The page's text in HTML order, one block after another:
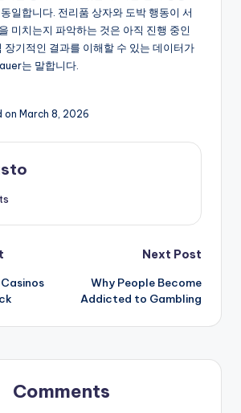
일합니다. 전리품 상자와 도박 행동이 서
미치는지 파악하는 것은 아직 진행 중인
장기적인 결과를 이해할 수 있는 데이터가
는 말합니다.
March 8, 2026
Next Post
Why People Become
Addicted to Gambling
Comments